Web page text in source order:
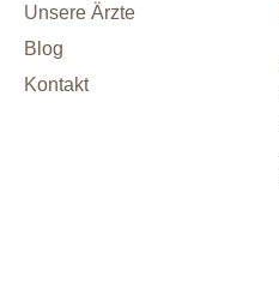
Unsere Ärzte
Blog
Kontakt